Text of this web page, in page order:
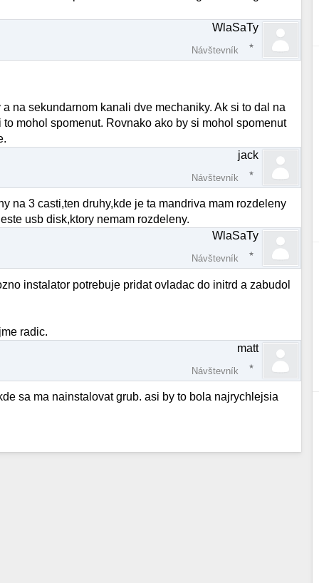
WlaSaTy
Návštevník
na sekundarnom kanali dve mechaniky. Ak si to dal na
mohol spomenut. Rovnako ako by si mohol spomenut
jack
Návštevník
na 3 casti,ten druhy,kde je ta mandriva mam rozdeleny
usb disk,ktory nemam rozdeleny.
WlaSaTy
Návštevník
instalator potrebuje pridat ovladac do initrd a zabudol
radic.
matt
Návštevník
sa ma nainstalovat grub. asi by to bola najrychlejsia